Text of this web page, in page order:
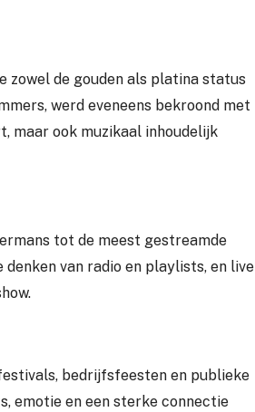
zowel de gouden als platina status
werd eveneens bekroond met
maar ook muzikaal inhoudelijk
tot de meest gestreamde
van radio en playlists, en live
bedrijfsfeesten en publieke
emotie en een sterke connectie